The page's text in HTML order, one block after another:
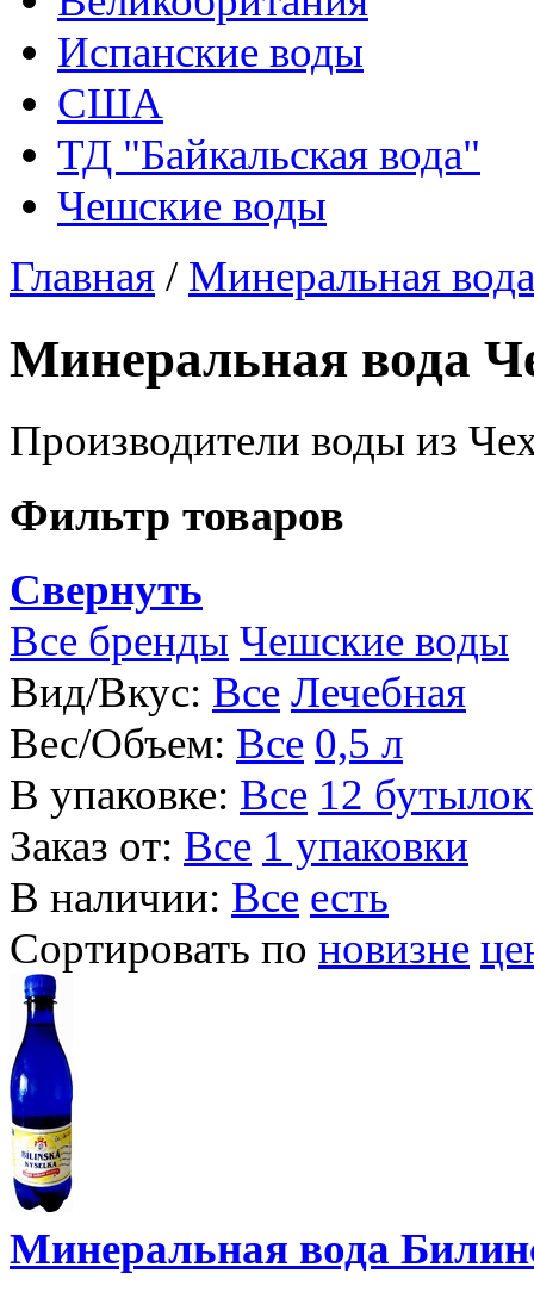
Испанские воды
США
ТД "Байкальская вода"
Чешские воды
Главная / Минеральная вода
Минеральная вода
Производители воды из
Фильтр товаров
Свернуть
Все бренды Чешские воды
Вид/Вкус: Все Лечебная
Вес/Объем: Все 0,5 л
В упаковке: Все 12 бутылок
Заказ от: Все 1 упаковки
В наличии: Все есть
Сортировать по новизне
Минеральная вода